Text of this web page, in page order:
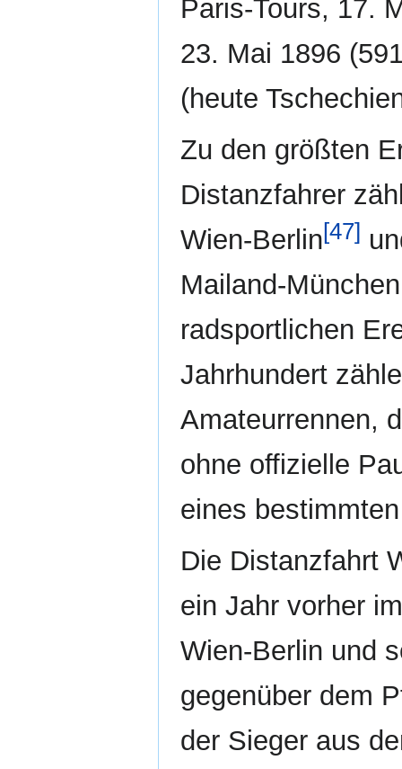
Paris-Tours, 17.
23. Mai 1896
(heute
Zu den größten
Distanzfahrer
Wien-Berlin[47]
Mailand-
radsportlichen
Jahrhundert
Amateurrennen,
ohne offizielle
eines
Die Distanzfahrt
ein Jahr vorher
Wien-Berlin und
gegenüber dem
der Sieger aus